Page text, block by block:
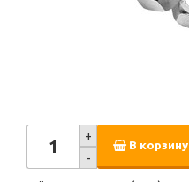
+
-
В корзину